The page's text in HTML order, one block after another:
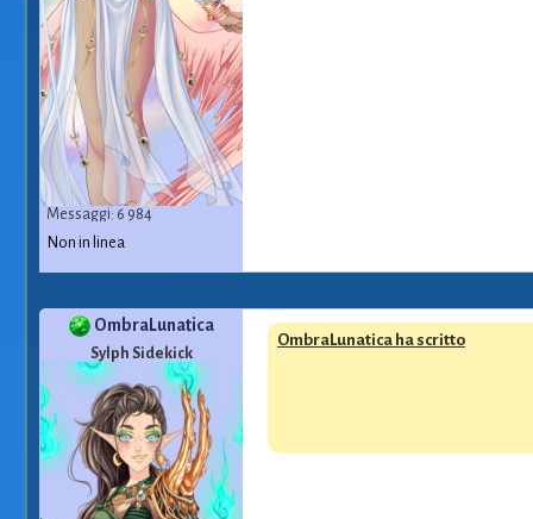
Messaggi: 6 984
Non in linea
OmbraLunatica
Sylph Sidekick
OmbraLunatica ha scritto